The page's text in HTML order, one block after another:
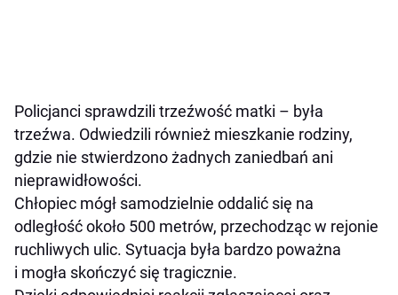
Policjanci sprawdzili trzeźwość matki – była
trzeźwa. Odwiedzili również mieszkanie rodziny,
gdzie nie stwierdzono żadnych zaniedbań ani
nieprawidłowości.
Chłopiec mógł samodzielnie oddalić się na
odległość około 500 metrów, przechodząc w rejonie
ruchliwych ulic. Sytuacja była bardzo poważna
i mogła skończyć się tragicznie.